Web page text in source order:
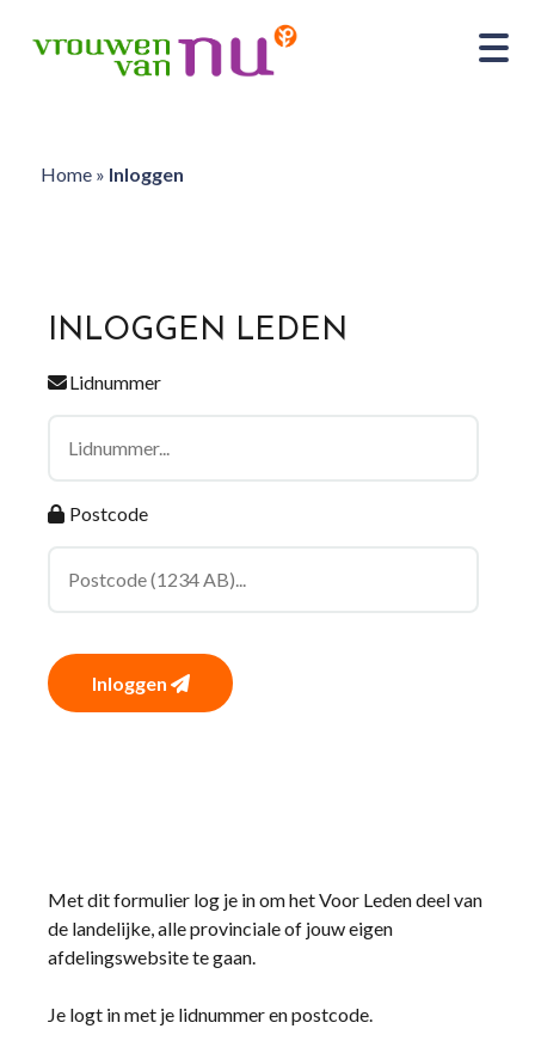
Home» Inloggen
INLOGGEN LEDEN
Lidnummer
Postcode
Inloggen
Met dit formulier log je in om het Voor Leden deel van
de landelijke, alle provinciale of jouw eigen
afdelingswebsite te gaan.
Je logt in met je lidnummer en postcode.